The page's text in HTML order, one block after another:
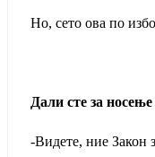
Но, сето ова по
Дали сте за
-Видете, ние Закон